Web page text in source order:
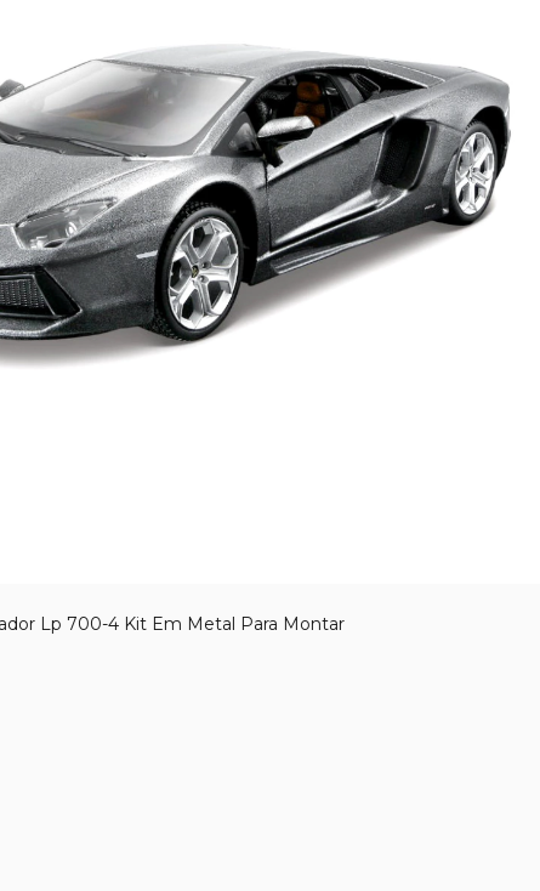
Lp 700-4 Kit Em Metal Para Montar